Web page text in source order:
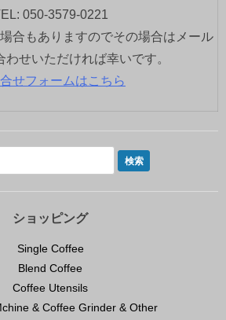
050-3579-0221
合もありますのでその場合はメール
わせいただければ幸いです。
せフォームはこちら
ショッピング
Single Coffee
Blend Coffee
Coffee Utensils
& Coffee Grinder & Other